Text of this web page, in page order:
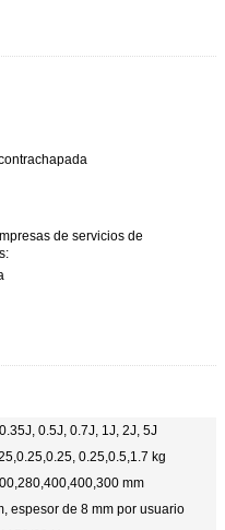
de servicios de
0.5J, 0.7J, 1J, 2J, 5J
0.25,0.5,1.7 kg
mm
espesor de 8 mm por usuario